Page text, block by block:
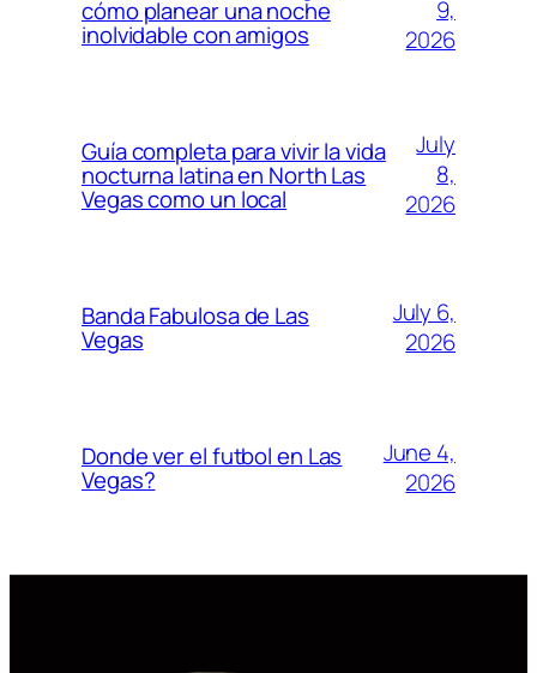
cómo planear una noche
inolvidable con amigos
9,
2026
Guía completa para vivir la vida
nocturna latina en North Las
Vegas como un local
July
8,
2026
Banda Fabulosa de Las
Vegas
July 6,
2026
Donde ver el futbol en Las
Vegas?
June 4,
2026